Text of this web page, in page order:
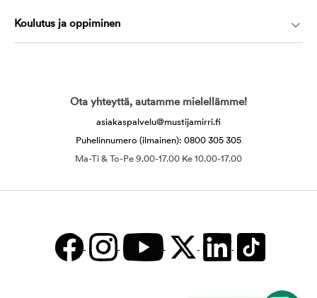
Koulutus ja oppiminen
Ota yhteyttä, autamme mielellämme!
asiakaspalvelu@mustijamirri.fi
Puhelinnumero (ilmainen): 0800 305 305
Ma-Ti & To-Pe 9.00-17.00 Ke 10.00-17.00